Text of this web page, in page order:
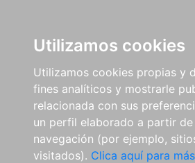
Utilizamos cookies
Utilizamos cookies propias y
fines analíticos y mostrarle
relacionada con sus
un perfil elaborado a partir
navegación (por ejemplo,
visitados). Clica aquí para